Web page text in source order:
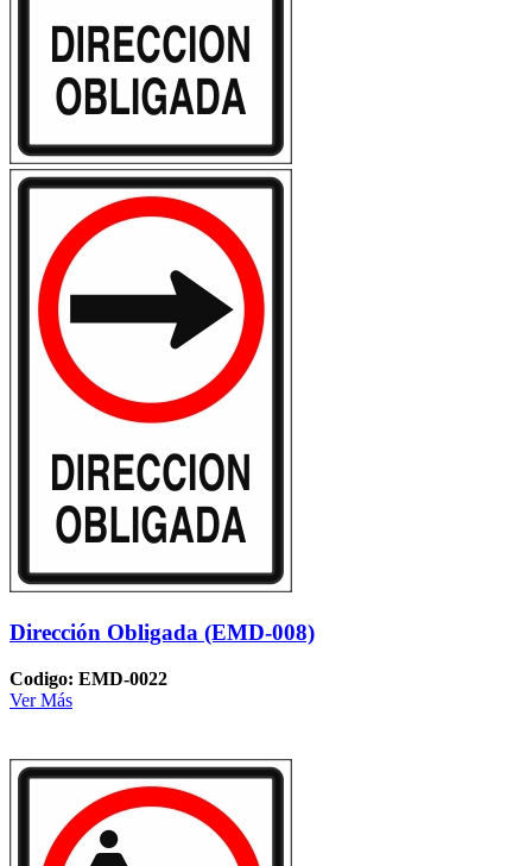
Dirección Obligada (EMD-008)
Codigo: EMD-0022
Ver Más